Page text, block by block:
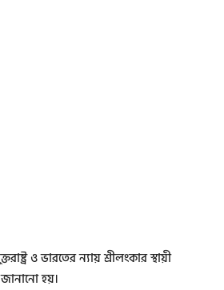
ও ভারতের ন্যায় শ্রীলংকার স্থায়ী
হয়।